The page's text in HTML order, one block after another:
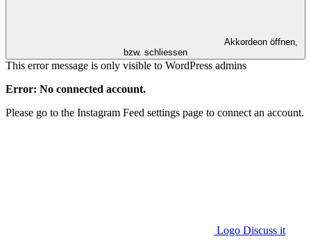
Akkordeon öffnen,
bzw. schliessen
This error message is only visible to WordPress admins
Error: No connected account.
Please go to the Instagram Feed settings page to connect an account.
Logo Discuss it